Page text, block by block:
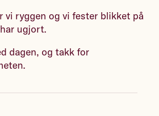
vi ryggen og vi fester blikket på
ugjort.
dagen, og takk for